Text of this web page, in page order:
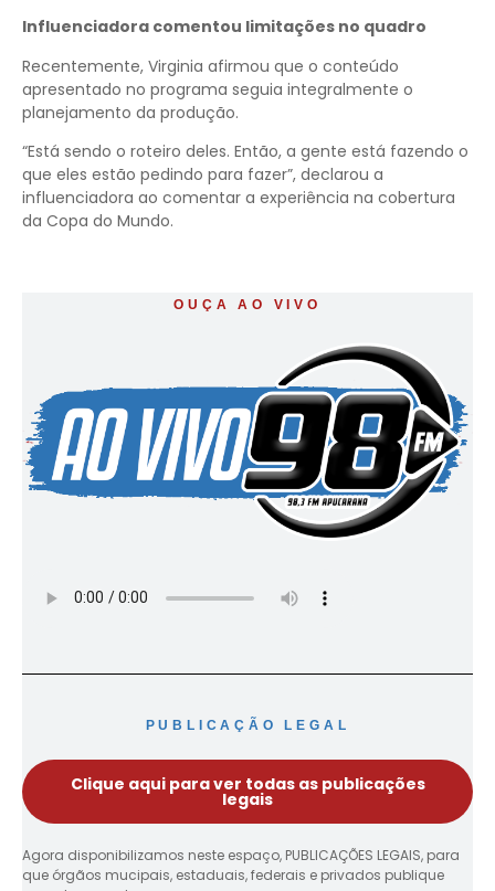
Influenciadora comentou limitações no quadro
Recentemente, Virginia afirmou que o conteúdo
apresentado no programa seguia integralmente o
planejamento da produção.
“Está sendo o roteiro deles. Então, a gente está fazendo o
que eles estão pedindo para fazer”, declarou a
influenciadora ao comentar a experiência na cobertura
da Copa do Mundo.
OUÇA AO VIVO
PUBLICAÇÃO LEGAL
Clique aqui para ver todas as publicações
legais
Agora disponibilizamos neste espaço, PUBLICAÇÕES LEGAIS, para
que órgãos mucipais, estaduais, federais e privados publique